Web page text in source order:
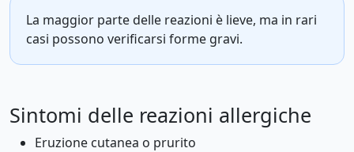
La maggior parte delle reazioni è lieve, ma in rari
casi possono verificarsi forme gravi.
Sintomi delle reazioni allergiche
Eruzione cutanea o prurito